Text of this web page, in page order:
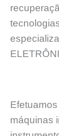
máquinas